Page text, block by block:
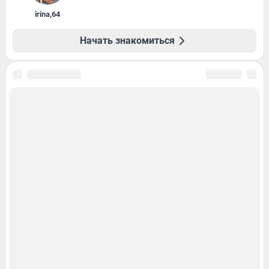
irina,64
Начать знакомиться